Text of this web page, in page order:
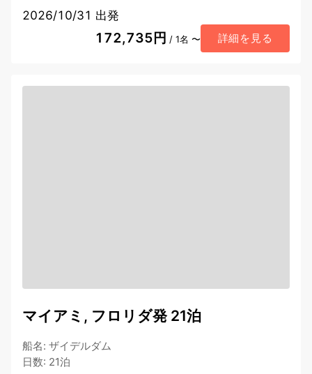
2026/10/31 出発
172,735円 / 1名 〜 詳細を見る
マイアミ, フロリダ発 21泊
船名: ザイデルダム
日数: 21泊